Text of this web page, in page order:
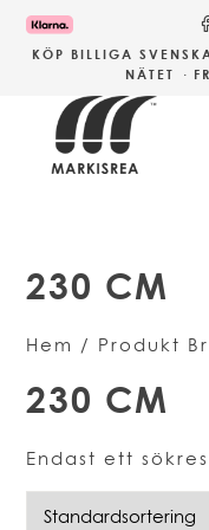
KÖP BILLIGA
NÄTET ·
230 CM
Hem / Produkt
230 CM
Endast ett